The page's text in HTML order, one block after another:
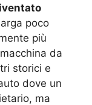
poco
più
da
storici e
dove un
ma